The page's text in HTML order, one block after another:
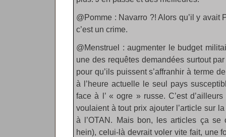
@Pomme : Navarro ?! Alors qu’il y avait
c’est un crime.
@Menstruel : augmenter le budget
une des requêtes demandées surtout
pour qu’ils puissent s’affranhir à terme
à l’heure actuelle le seul pays
face à l’ « ogre » russe. C’est
voulaient à tout prix ajouter l’article sur
à l’OTAN. Mais bon, les articles ça se
hein), celui-là devrait voler vite fait, une